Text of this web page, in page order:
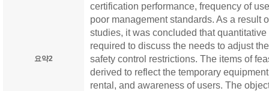
요약2
certification performance, frequency of
poor management standards. As a result
studies, it was concluded that
required to discuss the needs to adjust
safety control restrictions. The items of
derived to reflect the temporary
rental, and awareness of users. The